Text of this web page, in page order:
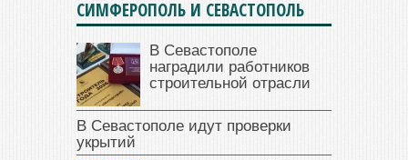
СИМФЕРОПОЛЬ И СЕВАСТОПОЛЬ
В Севастополе
наградили работников
строительной отрасли
В Севастополе идут проверки
укрытий